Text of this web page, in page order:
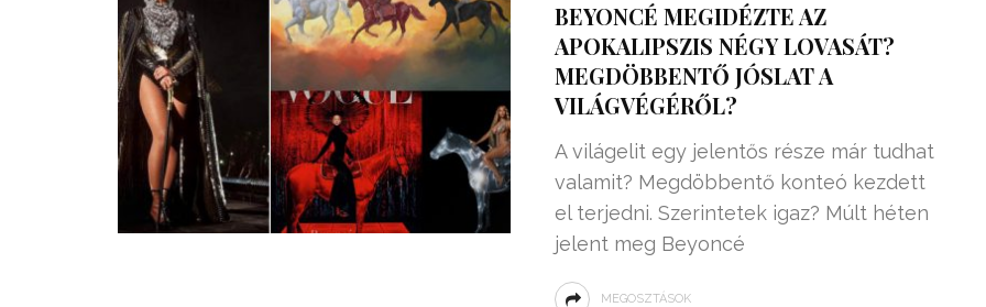
BEYONCÉ MEGIDÉZTE AZ
APOKALIPSZIS NÉGY LOVASÁT?
MEGDÖBBENTŐ JÓSLAT A
VILÁGVÉGÉRŐL?
A világelit egy jelentős része már tudhat
valamit? Megdöbbentő konteó kezdett
el terjedni. Szerintetek igaz? Múlt héten
jelent meg Beyoncé
MEGOSZTÁSOK